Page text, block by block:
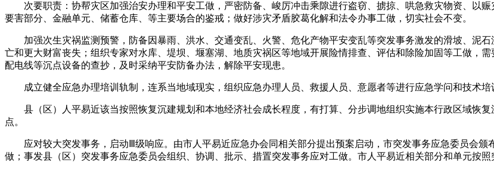
次要职责：协帮灾区加强治安办理和平安工做，严密防备、峻厉冲击乘隙进行盗窃、掳掠、哄急救灾物资、以赈
要害部分、金融单元、储蓄仓库、等主要场合的鉴戒；做好涉灾矛盾胶葛化解和法令办事工做，切实社会不变。
加强次生灾祸监测预警，防备因暴雨、洪水、交通变乱、火警、危化产物平安变乱等突发事务激发的滑坡、泥
亡和更大财富丧失；组织专家对水库、堤坝、堰塞湖、地质灾祸区等地域开展险情排查、评估和除险加固等工做，
配电线等沉点设备的查抄，及时采纳平安防备办法，解除平安现患。
成立健全应急办理培训轨制，连系当地域现实，组织应急办理人员、救援人员、意愿者等进行应急学问和技术培
县（区）人平易近该当按照恢复沉建规划和本地经济社会成长程度，有打算、分步调地组织实施本行政区域恢
点。
应对较大突发事务，启动Ⅲ级响应。由市人平易近应急办会同相关部分提出预案启动，市突发事务应急委员会颁
做；事发县（区）突发事务应急委员会组织、协调、批示、措置突发事务应对工做。市人平易近相关部分和单元按